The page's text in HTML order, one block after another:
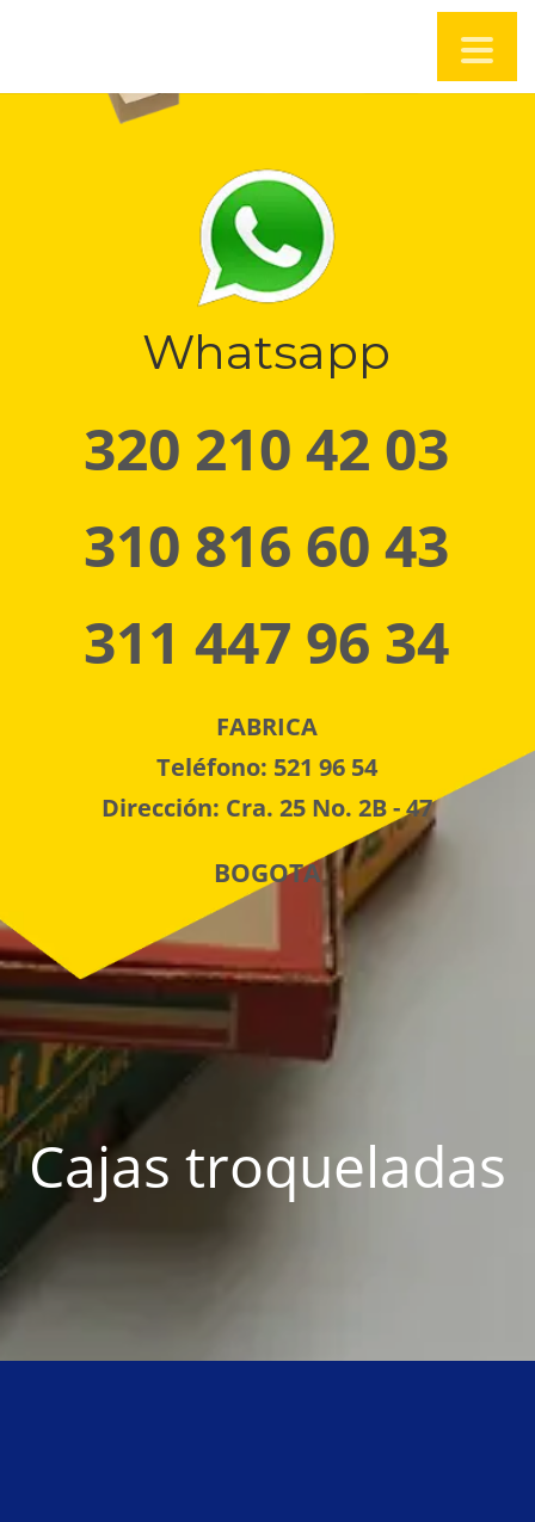
Whatsapp
320 210 42 03
310 816 60 43
311 447 96 34
FABRICA
Teléfono: 521 96 54
Dirección: Cra. 25 No. 2B - 47
BOGOTA
Cajas troqueladas